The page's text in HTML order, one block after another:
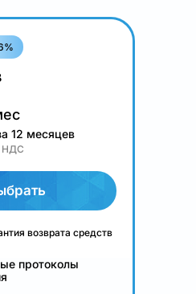
12 месяцев
НДС
возврата средств
протоколы